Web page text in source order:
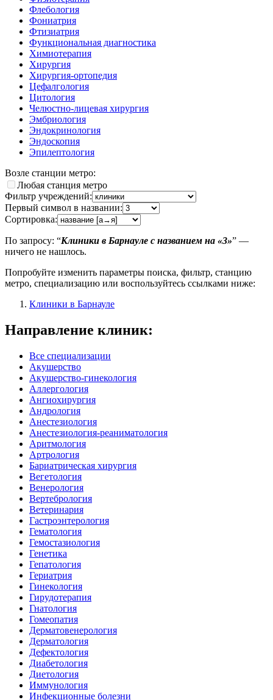
Флебология
Фониатрия
Фтизиатрия
Функциональная диагностика
Химиотерапия
Хирургия
Хирургия-ортопедия
Цефалгология
Цитология
Челюстно-лицевая хирургия
Эмбриология
Эндокринология
Эндоскопия
Эпилептология
Возле станции метро:
Любая станция метро
Фильтр учреждений:
Первый символ в названии:
Сортировка:
По запросу: “Клиники в Барнауле с названием на «3»” —
ничего не нашлось.
Попробуйте изменить параметры поиска, фильтр, станцию
метро, специализацию или воспользуйтесь ссылками ниже:
Клиники в Барнауле
Направление клиник:
Все специализации
Акушерство
Акушерство-гинекология
Аллергология
Ангиохирургия
Андрология
Анестезиология
Анестезиология-реаниматология
Аритмология
Артрология
Бариатрическая хирургия
Вегетология
Венерология
Вертебрология
Ветеринария
Гастроэнтерология
Гематология
Гемостазиология
Генетика
Гепатология
Гериатрия
Гинекология
Гирудотерапия
Гнатология
Гомеопатия
Дерматовенерология
Дерматология
Дефектология
Диабетология
Диетология
Иммунология
Инфекционные болезни